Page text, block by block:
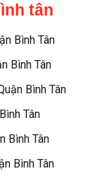
tân
Bình Tân
Bình Tân
Bình Tân
Tân
Bình Tân
Bình Tân